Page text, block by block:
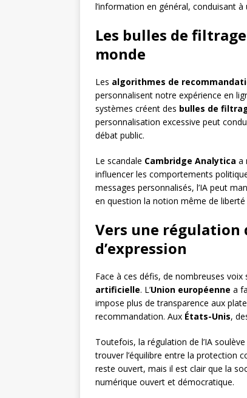
l’information en général, conduisant à
Les bulles de
monde
Les algorithmes de
personnalisent notre expérience en
systèmes créent des bulles de
personnalisation excessive peut
débat public.
Le scandale Cambridge Analytica a
influencer les comportements
messages personnalisés, l’IA peut
en question la notion même de liberté
Vers une régulation
d’expression
Face à ces défis, de nombreuses voix
artificielle. L’Union européenne a
impose plus de transparence aux
recommandation. Aux États-Unis,
Toutefois, la régulation de l’IA
trouver l’équilibre entre la protection
reste ouvert, mais il est clair que la
numérique ouvert et démocratique.